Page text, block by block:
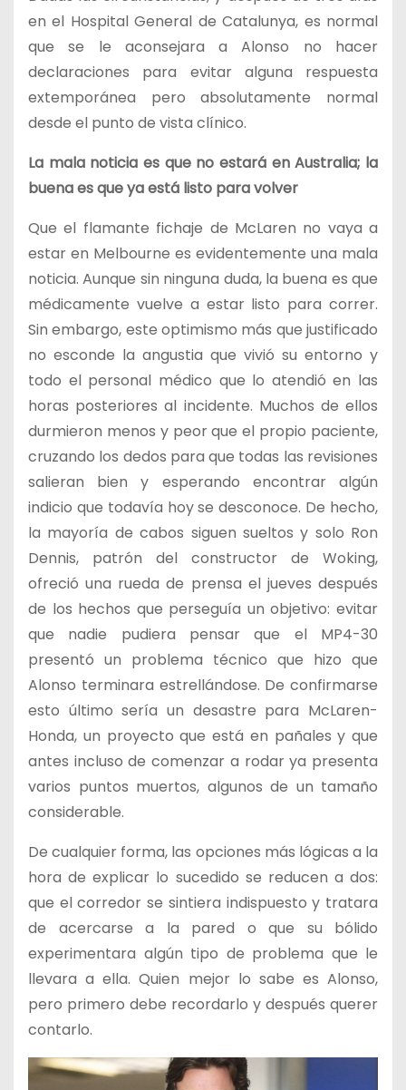
en el Hospital General de Catalunya, es normal
que se le aconsejara a Alonso no hacer
declaraciones para evitar alguna respuesta
extemporánea pero absolutamente normal
desde el punto de vista clínico.
La mala noticia es que no estará en Australia; la
buena es que ya está listo para volver
Que el flamante fichaje de McLaren no vaya a
estar en Melbourne es evidentemente una mala
noticia. Aunque sin ninguna duda, la buena es que
médicamente vuelve a estar listo para correr.
Sin embargo, este optimismo más que justificado
no esconde la angustia que vivió su entorno y
todo el personal médico que lo atendió en las
horas posteriores al incidente. Muchos de ellos
durmieron menos y peor que el propio paciente,
cruzando los dedos para que todas las revisiones
salieran bien y esperando encontrar algún
indicio que todavía hoy se desconoce. De hecho,
la mayoría de cabos siguen sueltos y solo Ron
Dennis, patrón del constructor de Woking,
ofreció una rueda de prensa el jueves después
de los hechos que perseguía un objetivo: evitar
que nadie pudiera pensar que el MP4-30
presentó un problema técnico que hizo que
Alonso terminara estrellándose. De confirmarse
esto último sería un desastre para McLaren-
Honda, un proyecto que está en pañales y que
antes incluso de comenzar a rodar ya presenta
varios puntos muertos, algunos de un tamaño
considerable.
De cualquier forma, las opciones más lógicas a la
hora de explicar lo sucedido se reducen a dos:
que el corredor se sintiera indispuesto y tratara
de acercarse a la pared o que su bólido
experimentara algún tipo de problema que le
llevara a ella. Quien mejor lo sabe es Alonso,
pero primero debe recordarlo y después querer
contarlo.